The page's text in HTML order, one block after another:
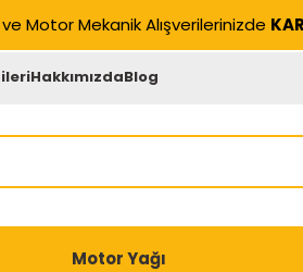
Motor Mekanik Alışverilerinizde
HakkımızdaBlog
Motor Yağı